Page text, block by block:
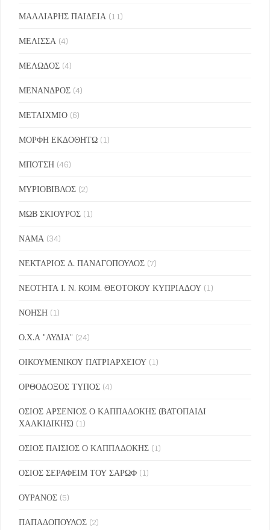
ΜΑΛΛΙΑΡΗΣ ΠΑΙΔΕΙΑ (11)
ΜΕΛΙΣΣΑ (4)
ΜΕΛΩΔΟΣ (4)
ΜΕΝΑΝΔΡΟΣ (4)
ΜΕΤΑΙΧΜΙΟ (6)
ΜΟΡΦΗ ΕΚΔΟΘΗΤΩ (1)
ΜΠΟΤΣΗ (46)
ΜΥΡΙΟΒΙΒΛΟΣ (2)
ΜΩΒ ΣΚΙΟΥΡΟΣ (1)
ΝΑΜΑ (34)
ΝΕΚΤΑΡΙΟΣ Δ. ΠΑΝΑΓΟΠΟΥΛΟΣ (7)
ΝΕΟΤΗΤΑ Ι. Ν. ΚΟΙΜ. ΘΕΟΤΟΚΟΥ ΚΥΠΡΙΑΔΟΥ (1)
ΝΟΗΣΗ (1)
Ο.Χ.Α "ΛΥΔΙΑ" (24)
ΟΙΚΟΥΜΕΝΙΚΟΥ ΠΑΤΡΙΑΡΧΕΙΟΥ (1)
ΟΡΘΟΔΟΞΟΣ ΤΥΠΟΣ (4)
ΟΣΙΟΣ ΑΡΣΕΝΙΟΣ Ο ΚΑΠΠΑΔΟΚΗΣ (ΒΑΤΟΠΑΙΔΙ
ΧΑΛΚΙΔΙΚΗΣ) (1)
ΟΣΙΟΣ ΠΑΙΣΙΟΣ Ο ΚΑΠΠΑΔΟΚΗΣ (1)
ΟΣΙΟΣ ΣΕΡΑΦΕΙΜ ΤΟΥ ΣΑΡΩΦ (1)
ΟΥΡΑΝΟΣ (5)
ΠΑΠΑΔΟΠΟΥΛΟΣ (2)